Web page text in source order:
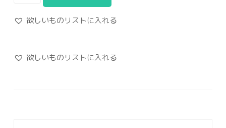
欲しいものリストに入れる
欲しいものリストに入れる